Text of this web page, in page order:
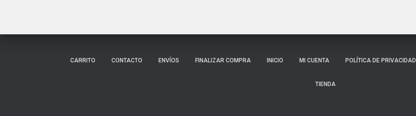
CARRITO CONTACTO ENVÍOS FINALIZAR COMPRA INICIO MI CUENTA POLÍTICA DE PRIVACIDAD
TIENDA